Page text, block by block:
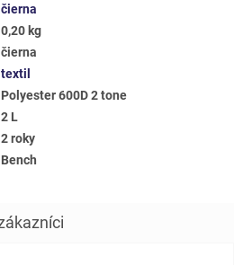
čierna
0,20 kg
čierna
textil
Polyester 600D 2 tone
2 L
2 roky
Bench